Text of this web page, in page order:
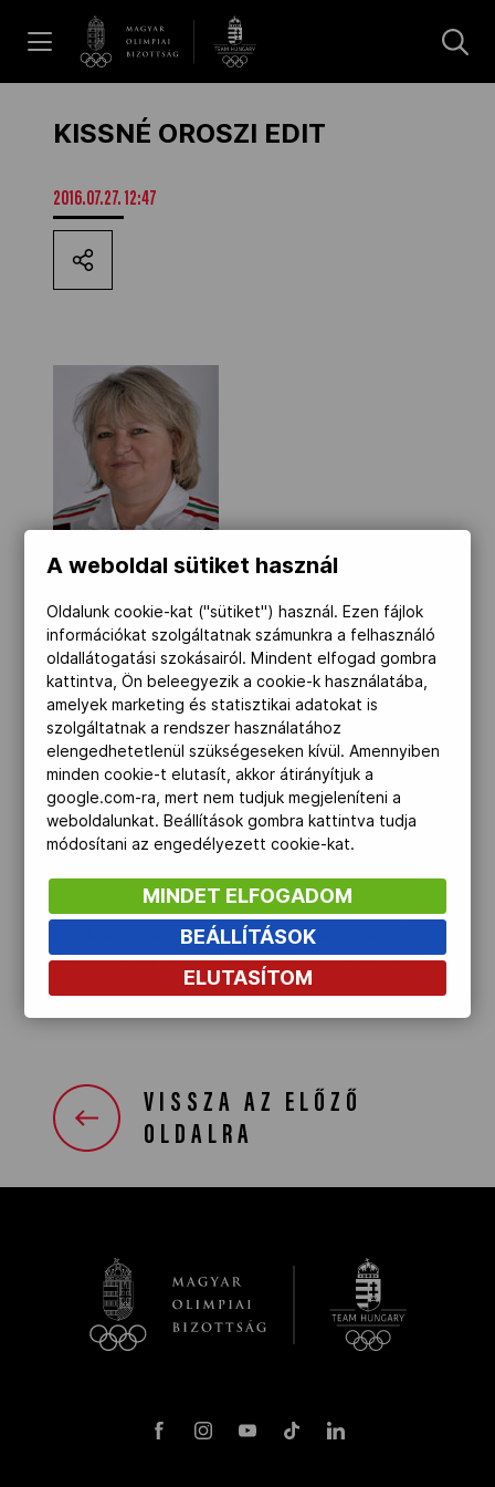
Hírek
Galéria
Dakar 2026
Los Angeles 2028
MOB
Kettőskarrier-program
NOB
Társszervezetek
OVEP
KISSNÉ OROSZI EDIT
2016.07.27. 12:47
1958. 08. 14. Budapest
Többszörös országos bajnok puskás, 1977-ben a római
Európa-bajnokságon csapatban ezüstérmes a
standardpuska 3x20 összetett számában. Az UTE-ban az
tanítványa az ifjúsági olimpiai bajnok Péni István és a
szintén riói induló Szabián Norbert. A hazai szövetség
elnökségi tagja, a puska szakág vezetője és utánpótlás
szövetségi kapitány is. Hobbijai a sport és az állatok.
VISSZA AZ ELŐZŐ
OLDALRA
A weboldal sütiket használ
Oldalunk cookie-kat ("sütiket") használ. Ezen fájlok
információkat szolgáltatnak számunkra a felhasználó
oldallátogatási szokásairól. Mindent elfogad gombra
kattintva, Ön beleegyezik a cookie-k használatába,
amelyek marketing és statisztikai adatokat is
szolgáltatnak a rendszer használatához
elengedhetetlenül szükségeseken kívül. Amennyiben
minden cookie-t elutasít, akkor átirányítjuk a
google.com-ra, mert nem tudjuk megjeleníteni a
weboldalunkat. Beállítások gombra kattintva tudja
módosítani az engedélyezett cookie-kat.
MINDET ELFOGADOM
BEÁLLÍTÁSOK
ELUTASÍTOM